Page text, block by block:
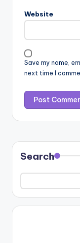
Website
Save my name,
next time I
Search